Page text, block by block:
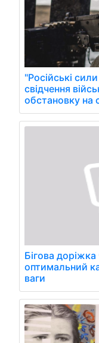
"Російські
свідчення
обстановку на
Бігова
оптимальний
ваги